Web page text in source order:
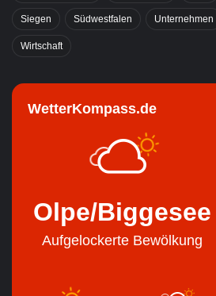
Siegen Südwestfalen Unternehmen
Wirtschaft
WetterKompass.de
Olpe/Biggesee
Aufgelockerte Bewölkung